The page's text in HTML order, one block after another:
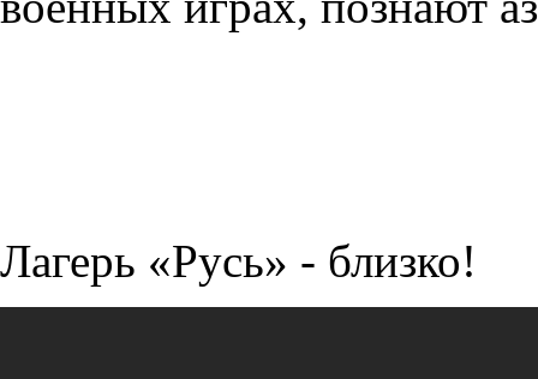
Лагерь «Русь» - близко!